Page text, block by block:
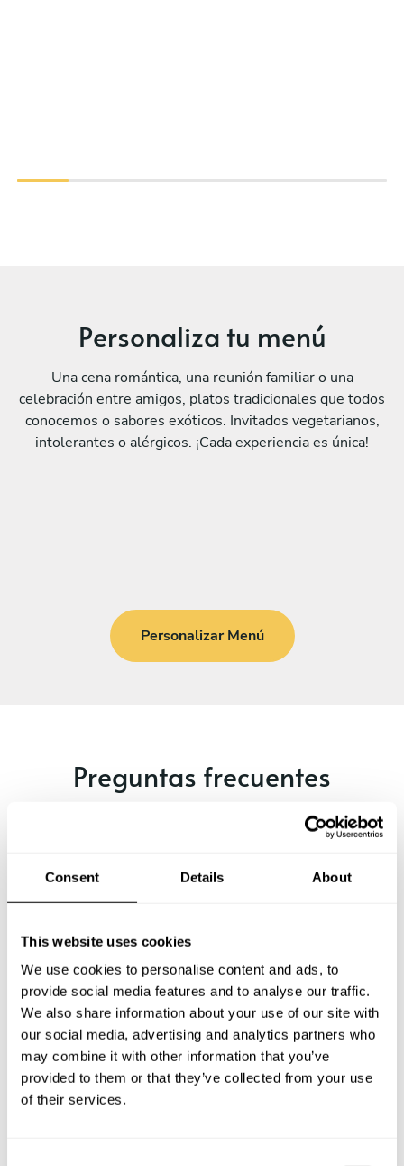
Consent Details About
This website uses cookies
We use cookies to personalise content and ads, to
provide social media features and to analyse our traffic.
We also share information about your use of our site with
our social media, advertising and analytics partners who
may combine it with other information that you’ve
provided to them or that they’ve collected from your use
of their services.
Personaliza tu menú
Una cena romántica, una reunión familiar o una
celebración entre amigos, platos tradicionales que todos
conocemos o sabores exóticos. Invitados vegetarianos,
intolerantes o alérgicos. ¡Cada experiencia es única!
Personalizar Menú
Preguntas frecuentes
Estas son las preguntas más frecuentes sobre Chef a
¿Qué incluye un servicio de Chef a Domicilio en Ávila?
¿Cuánto cuesta un Chef a Domicilio en Ávila?
¿Cómo puedo reservar un Chef a Domicilio en Ávila?
¿Cómo puedo encontrar un Chef a Domicilio en Ávila?